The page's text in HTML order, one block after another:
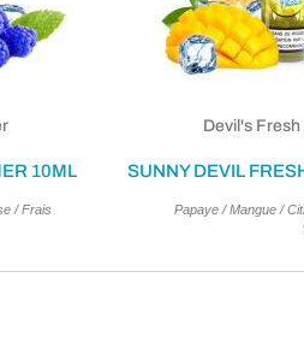
10ML
/ Frais
Devil's
SUNNY DEVIL
Papaye / Mangue /